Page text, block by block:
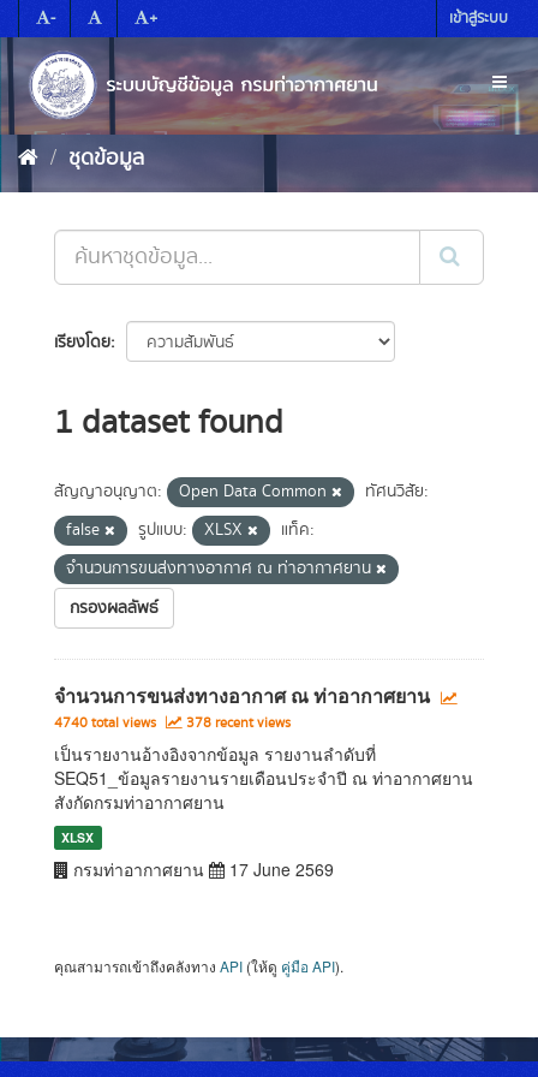
to
content
- + เข้าสู่ระบบ
ชุดข้อมูล
เรียงโดย
1 dataset found
สัญญาอนุญาต: Open Data Common
ทัศนวิสัย:
false
รูปแบบ: XLSX
แท็ค:
จำนวนการขนส่งทางอากาศ ณ ท่าอากาศยาน
กรองผลลัพธ์
จำนวนการขนส่งทางอากาศ ณ ท่าอากาศยาน
4740 total views 378 recent views
เป็นรายงานอ้างอิงจากข้อมูล รายงานลำดับที่
SEQ51_ข้อมูลรายงานรายเดือนประจำปี ณ ท่าอากาศยาน
สังกัดกรมท่าอากาศยาน
XLSX
กรมท่าอากาศยาน 17 June 2569
คุณสามารถเข้าถึงคลังทาง API (ให้ดู คู่มือ API).